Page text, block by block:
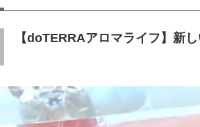
【doTERRAアロマライフ】新